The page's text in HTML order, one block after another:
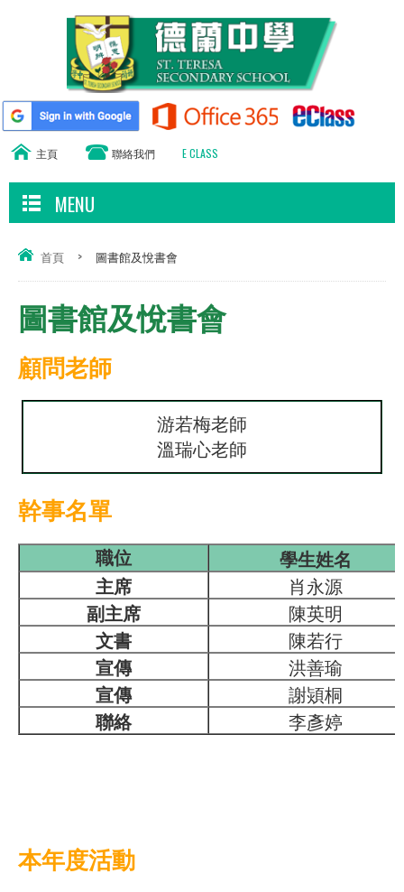
主頁 聯絡我們 E CLASS
MENU
首頁 > 圖書館及悅書會
圖書館及悅書會
顧問老師
游若梅老師
溫瑞心老師
幹事名單
職位
學生姓名
主席
肖永源
副主席
陳英明
文書
陳若行
宣傳
洪善瑜
宣傳
謝熲桐
聯絡
李彥婷
本年度活動